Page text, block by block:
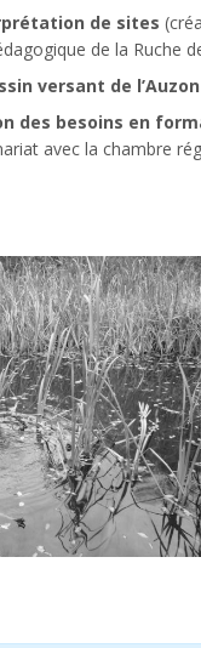
de sites
de la Ruche
versant de l’Auzon
des besoins en
avec la chambre